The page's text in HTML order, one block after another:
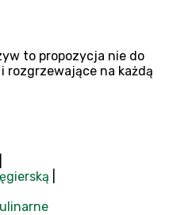
to propozycja nie do
rozgrzewające na każdą